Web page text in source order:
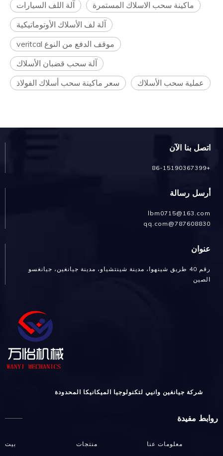
آلة اللف السيارات
ماكينة سحب الاسلاك المستمرة
آلة لف الأسلاك الأوتوماتيكية
موقف الدفع من النوع veritcal
آلة سحب قضبان الأسلاك
سعر ماكينة سحب أسلاك الفولاذ
عملية سحب الأسلاك
اتصل بنا الآن
+86-15190367399
أرسل رسالة
lbm0715@163.com
787608830@qq.com
عنوان
رقم 40 طريق شينهوا، مدينة شينتشياو، مدينة جيانغين، جيانغسو
الصين
شركة جيانغين وانيي لتكنولوجيا الميكانيكا المحدودة
روابط مفيدة
بيت منتجات معلومات عنا